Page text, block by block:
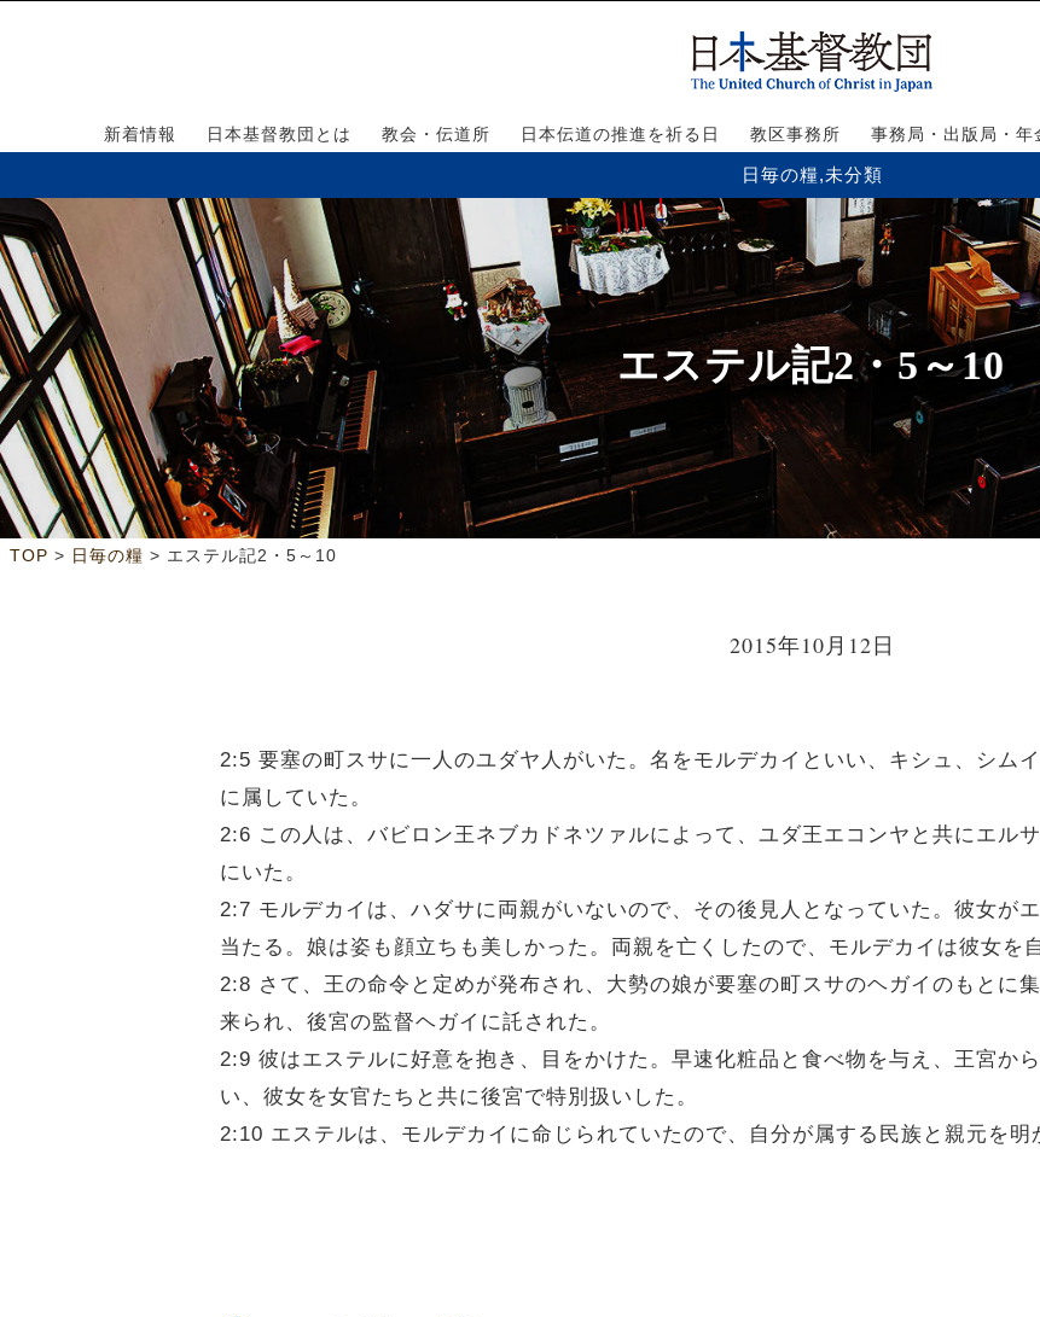
新着情報 日本基督教団とは 教会・伝道所 日本伝道の推進を祈る日 教区事務所 事務局・出版局・年
日毎の糧,未分類
エステル記2・5～10
TOP > 日毎の糧 > エステル記2・5～10
2015年10月12日
2:5 要塞の町スサに一人のユダヤ人がいた。名をモルデカイといい、キシュ、シム
に属していた。
2:6 この人は、バビロン王ネブカドネツァルによって、ユダ王エコンヤと共にエル
にいた。
2:7 モルデカイは、ハダサに両親がいないので、その後見人となっていた。彼女が
当たる。娘は姿も顔立ちも美しかった。両親を亡くしたので、モルデカイは彼女を
2:8 さて、王の命令と定めが発布され、大勢の娘が要塞の町スサのヘガイのもとに
来られ、後宮の監督ヘガイに託された。
2:9 彼はエステルに好意を抱き、目をかけた。早速化粧品と食べ物を与え、王宮か
い、彼女を女官たちと共に後宮で特別扱いした。
2:10 エステルは、モルデカイに命じられていたので、自分が属する民族と親元を明